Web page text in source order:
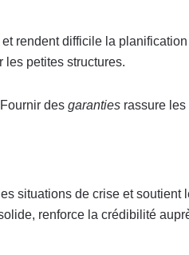
rendent difficile la planification
les petites structures.
des garanties rassure les
situations de crise et soutient
renforce la crédibilité